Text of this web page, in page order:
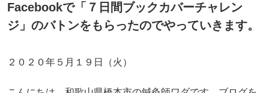
Facebookで「７日間ブックカバーチャレン
ジ」のバトンをもらったのでやっていきます。
２０２０年５月１９日（火）